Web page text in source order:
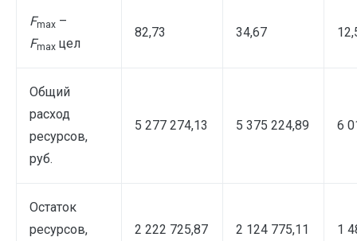
Fmax –
Fmax цел
82,73 34,67
Общий
расход
ресурсов,
руб.
5 277 274,13 5 375 224,89 6
Остаток
ресурсов,
2 222 725,87 2 124 775,11 1